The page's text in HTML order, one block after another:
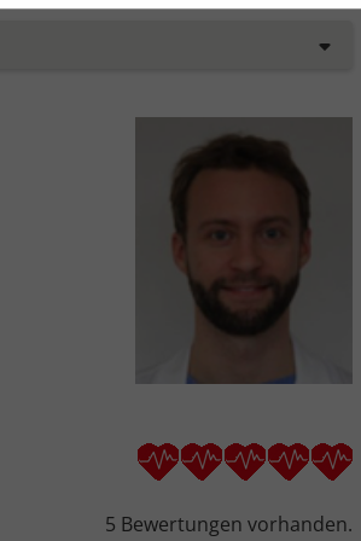
5 Bewertungen vorhanden.
Fall werden folgende Cookies
Informationen, wie
gespeichert werden